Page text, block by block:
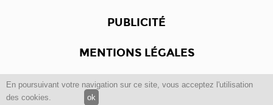
En poursuivant votre navigation sur ce site, vous acceptez l'utilisation
des cookies.
ok
PUBLICITÉ
MENTIONS LÉGALES
Copyright © 2012 -2017Dewalgo- Tous droits réservés.